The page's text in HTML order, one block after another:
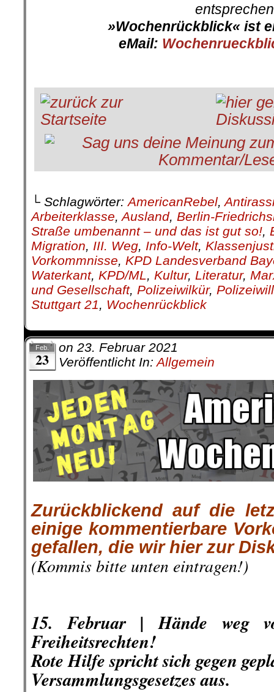
»Wochenrückblick« ist
eMail:
└ Schlagwörter:AmericanRebel,
Arbeiterklasse,Ausland, Berlin-
Straße umbenannt – und das ist gut so!,
Migration, III. Weg, Info-Welt,
Vorkommnisse, KPD Landesverband
Waterkant, KPD/ML, Kultur, Literatur,
und Gesellschaft, Polizeiwilkür,
Stuttgart 21, Wochenrückblick
Feb.
23
on 23. Februar 2021
Veröffentlicht In:Allgemein
Zurückblickend auf die
einige kommentierbare
gefallen, die wir hier zur
(Kommis bitte unten eintragen!)
15. Februar | Hände weg
Freiheitsrechten!
Rote Hilfespricht sich gegen
Versammlungsgesetzes aus.